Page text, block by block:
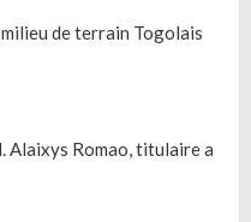
de terrain Togolais
Alaixys Romao, titulaire a